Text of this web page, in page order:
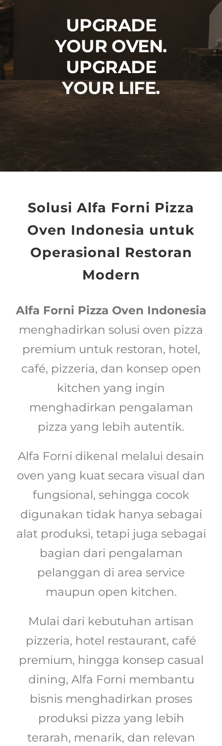
UPGRADE
YOUR OVEN.
UPGRADE
YOUR LIFE.
Solusi Alfa Forni Pizza
Oven Indonesia untuk
Operasional Restoran
Modern
Alfa Forni Pizza Oven Indonesia
menghadirkan solusi oven pizza
premium untuk restoran, hotel,
café, pizzeria, dan konsep open
kitchen yang ingin
menghadirkan pengalaman
pizza yang lebih autentik.
Alfa Forni dikenal melalui desain
oven yang kuat secara visual dan
fungsional, sehingga cocok
digunakan tidak hanya sebagai
alat produksi, tetapi juga sebagai
bagian dari pengalaman
pelanggan di area service
maupun open kitchen.
Mulai dari kebutuhan artisan
pizzeria, hotel restaurant, café
premium, hingga konsep casual
dining, Alfa Forni membantu
bisnis menghadirkan proses
produksi pizza yang lebih
terarah, menarik, dan relevan